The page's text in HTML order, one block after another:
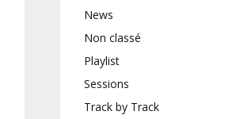
News
Non classé
Playlist
Sessions
Track by Track